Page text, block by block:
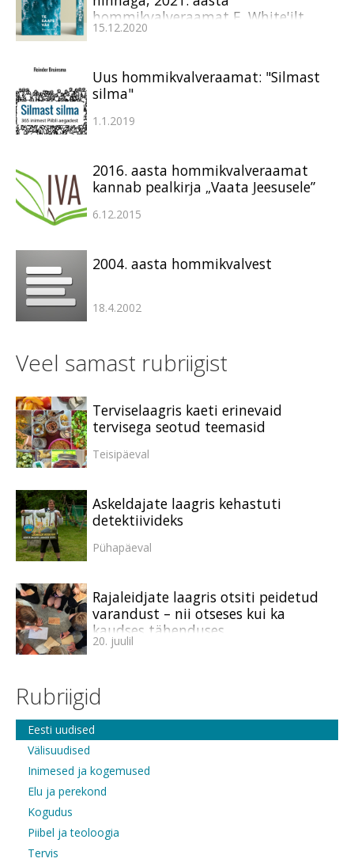
hommikvalveraamat E. White'ilt
15.12.2020
Uus hommikvalveraamat: "Silmast
silma"
1.1.2019
2016. aasta hommikvalveraamat
kannab pealkirja „Vaata Jeesusele”
6.12.2015
2004. aasta hommikvalvest
18.4.2002
Veel samast rubriigist
Terviselaagris kaeti erinevaid
tervisega seotud teemasid
Teisipäeval
Askeldajate laagris kehastuti
detektiivideks
Pühapäeval
Rajaleidjate laagris otsiti peidetud
varandust – nii otseses kui ka
kaudses tähenduses
20. juulil
Rubriigid
Eesti uudised
Välisuudised
Inimesed ja kogemused
Elu ja perekond
Kogudus
Piibel ja teoloogia
Tervis